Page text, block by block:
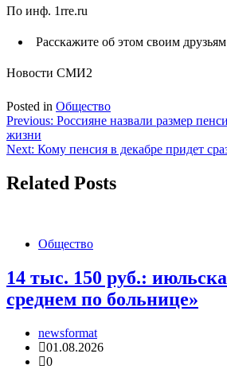
По инф. 1rre.ru
Расскажите об этом своим
Новости СМИ2
Posted in Общество
Навигация
по
Previous: Россияне назвали размер
жизни
Next: Кому пенсия в декабре придет
Related Posts
Общество
14 тыс. 150 руб.:
среднем по больнице»
newsformat
01.08.2026
0